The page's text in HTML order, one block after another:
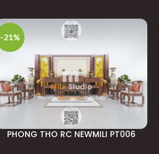
-21%
PHONG THO RC NEWMILI PT006